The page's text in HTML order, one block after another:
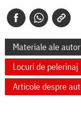
Materiale ale
Locuri de pelerinaj
Articole despre